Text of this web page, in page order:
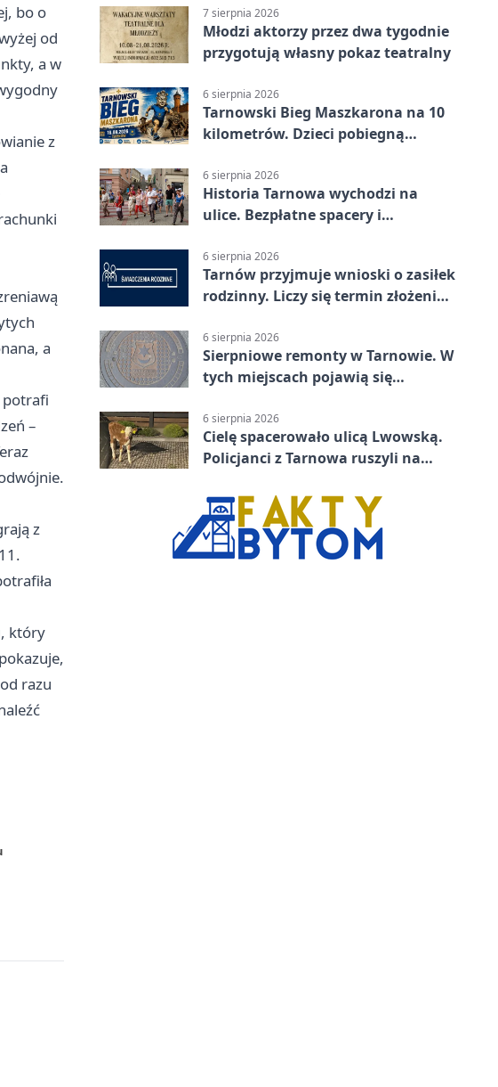
bo o
od
a w
z
a
potrafi
–
z
który
razu
7 sierpnia 2026
Młodzi aktorzy przez dwa tygodnie
przygotują własny pokaz teatralny
6 sierpnia 2026
Tarnowski Bieg Maszkarona na 10
kilometrów. Dzieci pobiegną
6 sierpnia 2026
Historia Tarnowa wychodzi na
ulice. Bezpłatne spacery i
6 sierpnia 2026
Tarnów przyjmuje wnioski o zasiłek
rodzinny. Liczy się termin złożenia
6 sierpnia 2026
Sierpniowe remonty w Tarnowie. W
tych miejscach pojawią się
6 sierpnia 2026
Cielę spacerowało ulicą Lwowską.
Policjanci z Tarnowa ruszyli na